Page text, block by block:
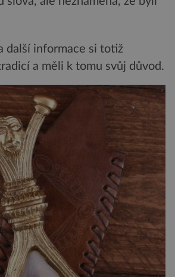
další informace si totiž
a měli k tomu svůj důvod.